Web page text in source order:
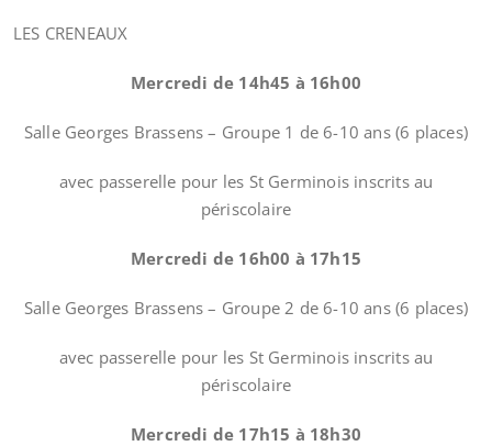
LES CRENEAUX
Mercredi de 14h45 à 16h00
Salle Georges Brassens – Groupe 1 de 6-10 ans (6 places)
avec passerelle pour les St Germinois inscrits au
périscolaire
Mercredi de 16h00 à 17h15
Salle Georges Brassens – Groupe 2 de 6-10 ans (6 places)
avec passerelle pour les St Germinois inscrits au
périscolaire
Mercredi de 17h15 à 18h30